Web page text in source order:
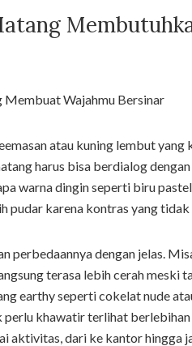
atau kuning lembut yang
harus bisa berdialog
warna dingin seperti biru
karena kontras yang tidak
perbedaannya dengan jelas.
terasa lebih cerah meski
earthy seperti cokelat nude
perlu khawatir terlihat
aktivitas, dari ke kantor hingga